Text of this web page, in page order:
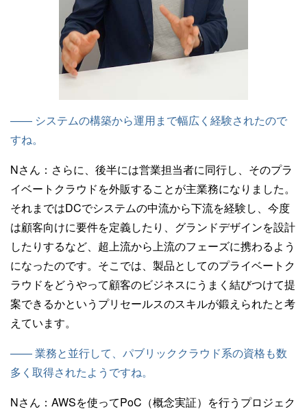
—— システムの構築から運用まで幅広く経験されたので
すね。
Nさん： さらに、後半には営業担当者に同行し、そのプラ
イベートクラウドを外販することが主業務になりました。
それまではDCでシステムの中流から下流を経験し、今度
は顧客向けに要件を定義したり、グランドデザインを設計
したりするなど、超上流から上流のフェーズに携わるよう
になったのです。そこでは、製品としてのプライベートク
ラウドをどうやって顧客のビジネスにうまく結びつけて提
案できるかというプリセールスのスキルが鍛えられたと考
えています。
—— 業務と並行して、パブリッククラウド系の資格も数
多く取得されたようですね。
Nさん： AWSを使ってPoC（概念実証）を行うプロジェク